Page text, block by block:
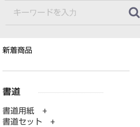
新着商品
書道用紙 +
書道セット +